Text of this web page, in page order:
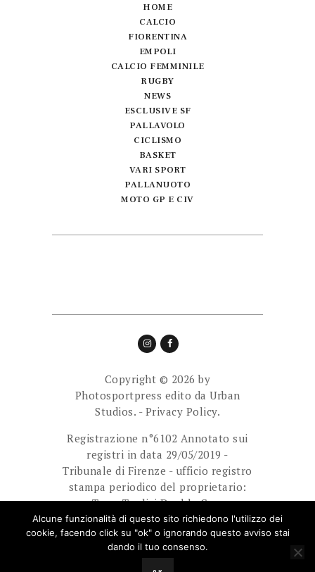
HOME
CALCIO
FIORENTINA
EMPOLI
CALCIO FEMMINILE
RUGBY
NEWS
ESCLUSIVE SF
PALLAVOLO
CICLISMO
BASKET
VARI SPORT
PALLANUOTO
MOTO GP E CIV
Copyright © 2026 by
Photosportpress edito da Urban
Studios. - Privacy Policy.
Registrazione n°6102 Annotato sui
registri in data 29/05/2019 -
Tribunale di Firenze - ufficio registro
stampa periodico del proprietario:
Team Tredici Double Cam
Ass.Sport.Dilett. Direttore
responsabile: Giuliani Paolo.
Alcune funzionalità di questo sito richiedono l'utilizzo dei
cookie, facendo click su "ok" o ignorando questo avviso stai
dando il tuo consenso.